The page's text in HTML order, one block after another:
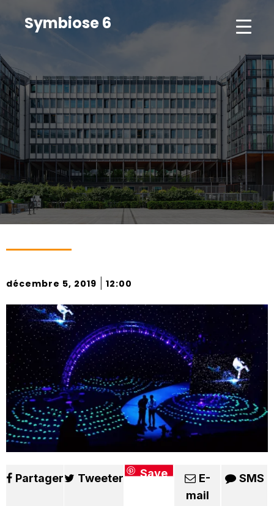
Symbiose 6
décembre 5, 2019 12:00
Partager Tweeter Save
E-
mail
SMS